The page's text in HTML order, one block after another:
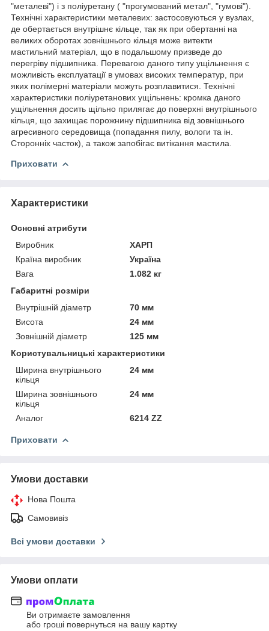
"металеві") і з поліуретану ( "прогумований метал", "гумові").
Технічні характеристики металевих: застосовуються у вузлах,
де обертається внутрішнє кільце, так як при обертанні на
великих оборотах зовнішнього кільця може витекти
мастильний матеріал, що в подальшому призведе до
перегріву підшипника. Перевагою даного типу ущільнення є
можливість експлуатації в умовах високих температур, при
яких полімерні матеріали можуть розплавитися. Технічні
характеристики поліуретанових ущільнень: кромка даного
ущільнення досить щільно прилягає до поверхні внутрішнього
кільця, що захищає порожнину підшипника від зовнішнього
агресивного середовища (попадання пилу, вологи та ін.
Сторонніх часток), а також запобігає витікання мастила.
Приховати
Характеристики
Основні атрибути
Виробник
ХАРП
Країна виробник
Україна
Вага
1.082 кг
Габаритні розміри
Внутрішній діаметр
70 мм
Висота
24 мм
Зовнішній діаметр
125 мм
Користувальницькі характеристики
Ширина внутрішнього
кільця
24 мм
Ширина зовнішнього
кільця
24 мм
Аналог 6214 ZZ
Приховати
Умови доставки
Нова Пошта
Самовивіз
Всі умови доставки
Умови оплати
Ви отримаєте замовлення
або гроші повернуться на вашу картку